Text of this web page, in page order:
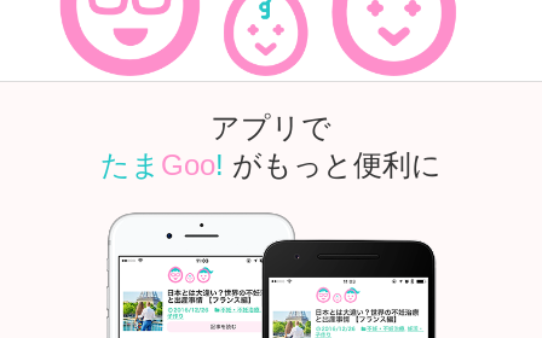
アプリで
たま Goo! がもっと便利に